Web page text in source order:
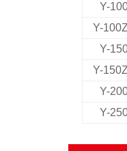
Y-
Y-
Y-
Y-
Y-
Y-